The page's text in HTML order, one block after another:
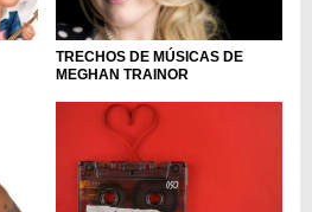
TRECHOS DE MÚSICAS DE
MEGHAN TRAINOR